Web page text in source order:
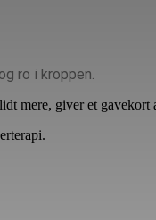
ro i kroppen.
giver et